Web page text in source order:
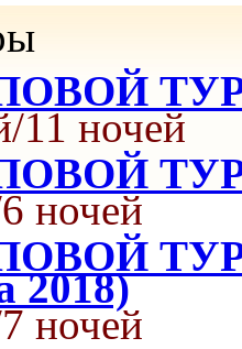
ТУР
11 ночей
ТУР
ночей
ТУР
2018)
ночей